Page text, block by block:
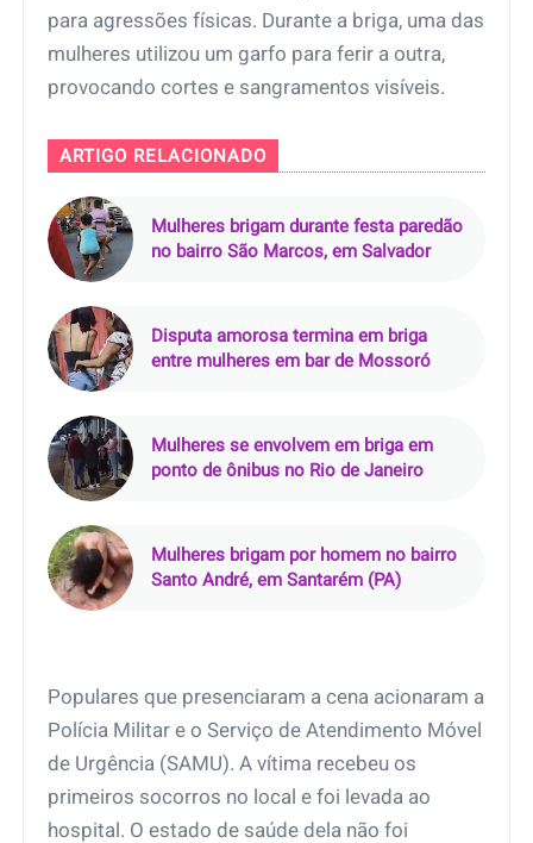
para agressões físicas. Durante a briga, uma das
mulheres utilizou um garfo para ferir a outra,
provocando cortes e sangramentos visíveis.
ARTIGO RELACIONADO
Mulheres brigam durante festa paredão
no bairro São Marcos, em Salvador
Disputa amorosa termina em briga
entre mulheres em bar de Mossoró
Mulheres se envolvem em briga em
ponto de ônibus no Rio de Janeiro
Mulheres brigam por homem no bairro
Santo André, em Santarém (PA)
Populares que presenciaram a cena acionaram a
Polícia Militar e o Serviço de Atendimento Móvel
de Urgência (SAMU). A vítima recebeu os
primeiros socorros no local e foi levada ao
hospital. O estado de saúde dela não foi